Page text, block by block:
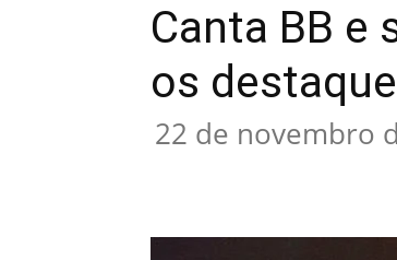
Canta BB e
os
22 de novembro